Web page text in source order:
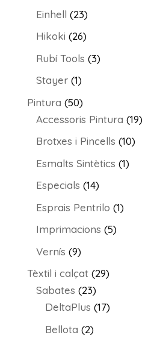
productes
Einhell 2323
productes
Hikoki 2626
productes
Rubí Tools 33
Stayer 11
producte
Pintura 5050
productes
Accessoris Pintura 1919
Brotxes i Pincells 1010
Esmalts Sintètics 11
Especials 1414
productes
Esprais Pentrilo 11
Imprimacions 55
Vernís 99
productes
Tèxtil i calçat 2929
Sabates 2323
productes
DeltaPlus 1717
Bellota 22